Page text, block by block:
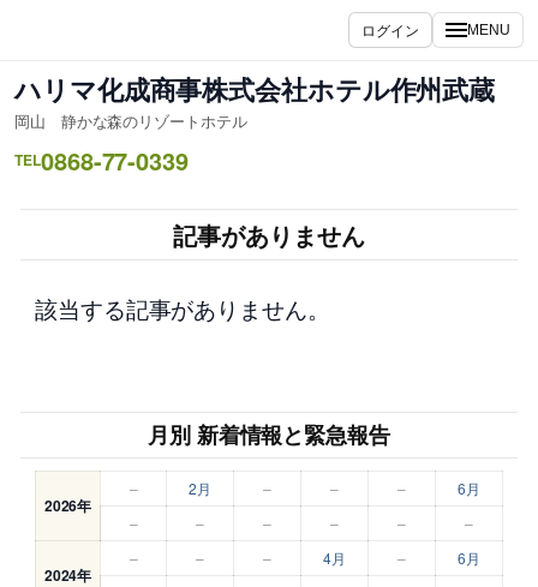
ス
キ
ッ
ログイン MENU
ハリマ化成商事株式会社ホテル作州武蔵
岡山 静かな森のリゾートホテル
TEL0868-77-0339
記事がありません
該当する記事がありません。
月別 新着情報と緊急報告
2026年
– 2月 – – –
6月
–
– – – – –
2024年
– – – 4月 –
6月